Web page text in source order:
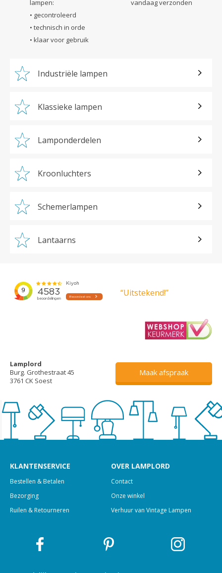
lampen:
• gecontroleerd
• technisch in orde
• klaar voor gebruik
vandaag verzonden
Industriële lampen
Klassieke lampen
Lamponderdelen
Kroonluchters
Schemerlampen
Lantaarns
“Uitstekend!”
Lamplord
Burg. Grothestraat 45
3761 CK Soest
Maak afspraak
KLANTENSERVICE
Bestellen & Betalen
Bezorging
Ruilen & Retourneren
OVER LAMPLORD
Contact
Onze winkel
Verhuur van Vintage Lampen